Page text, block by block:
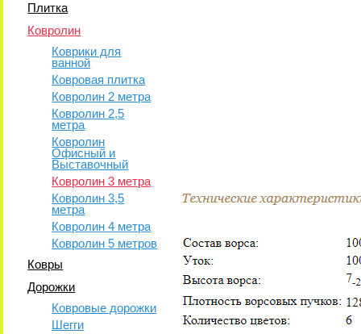
Плитка
Ковролин
Коврики для
ванной
Ковровая плитка
Ковролин 2 метра
Ковролин 2,5
метра
Ковролин
Офисный и
Выставочный
Ковролин 3 метра
Ковролин 3,5
метра
Ковролин 4 метра
Ковролин 5 метров
Ковры
Дорожки
Ковровые дорожки
Шегги